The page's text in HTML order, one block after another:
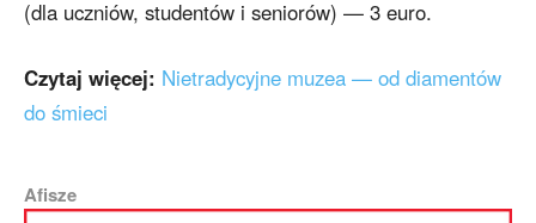
(dla uczniów, studentów i seniorów) — 3 euro.
Czytaj więcej: Nietradycyjne muzea — od diamentów
do śmieci
Afisze